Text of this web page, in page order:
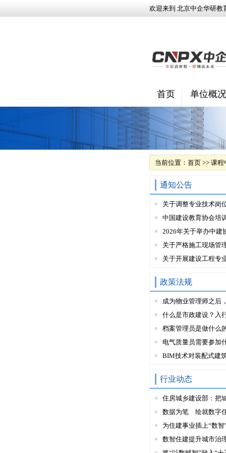
欢迎来到 北京中企华研教
首页 单位概况
当前位置： 首页 >> 课程
通知公告
关于调整专业技术岗
中国建设教育协会培
2026年关于举办中建
关于严格施工现场管
关于开展建设工程专
政策法规
成为物业管理师之后
什么是市政建设？入
档案管理员是做什么
电气质量员需要参加
BIM技术对装配式建
行业动态
住房城乡建设部：把
数据为笔 绘就数字
为住建事业插上“数智
数智住建提升城市治